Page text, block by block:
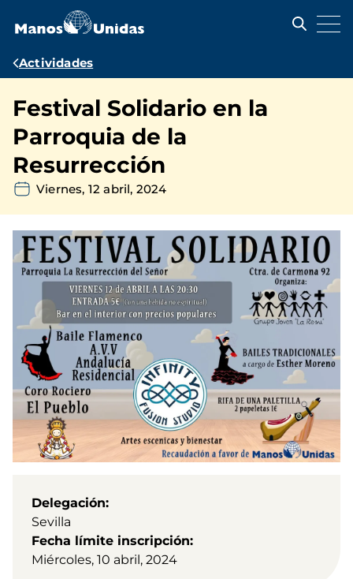
contenido
Ruta
navegación
Actividades
Festival Solidario en la
Parroquia de la
Resurrección
Viernes, 12 abril, 2024
Delegación
Sevilla
Fecha límite inscripción
Miércoles, 10 abril, 2024